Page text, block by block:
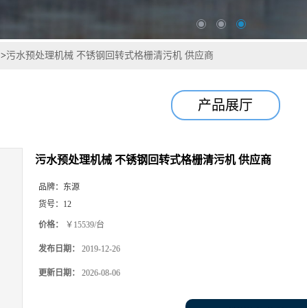
>污水预处理机械 不锈钢回转式格栅清污机 供应商
产品展厅
污水预处理机械 不锈钢回转式格栅清污机 供应商
品牌： 东源
货号： 12
价格： ￥15539/台
发布日期： 2019-12-26
更新日期： 2026-08-06